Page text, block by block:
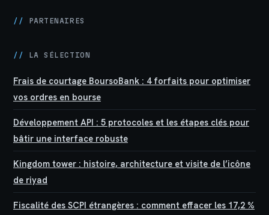
// PARTENAIRES
// LA SÉLECTION
Frais de courtage BoursoBank : 4 forfaits pour optimiser
vos ordres en bourse
Développement API : 5 protocoles et les étapes clés pour
bâtir une interface robuste
Kingdom tower : histoire, architecture et visite de l’icône
de riyad
Fiscalité des SCPI étrangères : comment effacer les 17,2 %